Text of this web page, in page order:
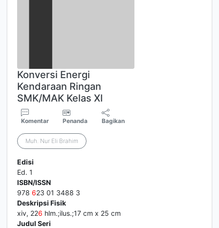
Konversi Energi
Kendaraan Ringan
SMK/MAK Kelas XI
Komentar Penanda Bagikan
Muh. Nur Eli Brahim
Edisi
Ed. 1
ISBN/ISSN
978 623 01 3488 3
Deskripsi Fisik
xiv, 226 hlm.;ilus.;17 cm x 25 cm
Judul Seri